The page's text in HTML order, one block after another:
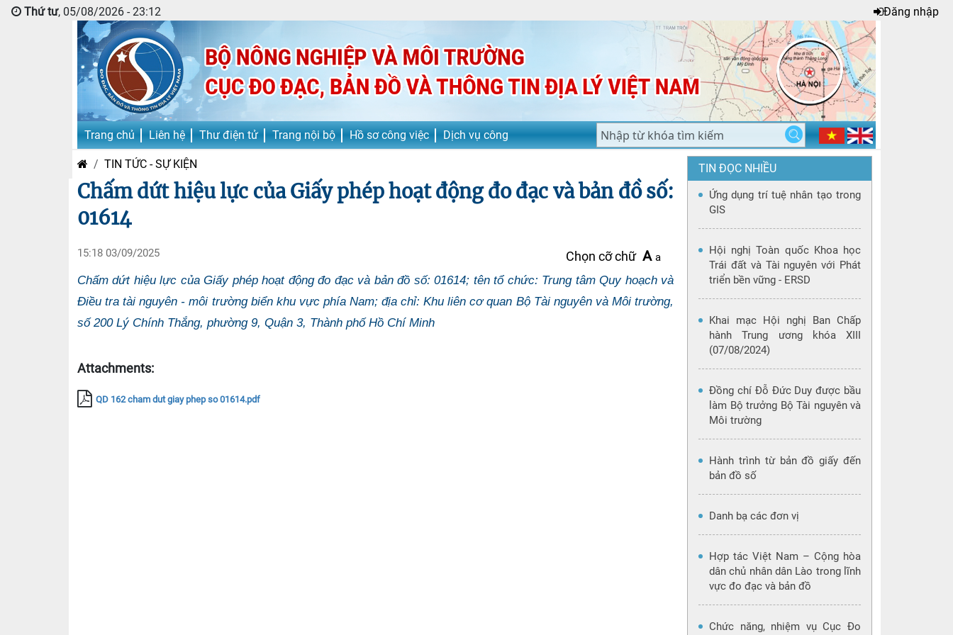
Thứ tư, 05/08/2026 - 23:12 Đăng nhập
Trang chủ Liên hệ Thư điện tử Trang nội bộ Hồ sơ công việc Dịch vụ công
TIN TỨC - SỰ KIỆN
Chấm dứt hiệu lực của Giấy phép hoạt động đo đạc và bản đồ số:
01614
15:18 03/09/2025 Chọn cỡ chữ A a
Chấm dứt hiệu lực của Giấy phép hoạt động đo đạc và bản đồ số: 01614; tên tổ chức: Trung tâm Quy hoạch và
Điều tra tài nguyên - môi trường biển khu vực phía Nam; địa chỉ: Khu liên cơ quan Bộ Tài nguyên và Môi trường,
số 200 Lý Chính Thắng, phường 9, Quận 3, Thành phố Hồ Chí Minh
Attachments:
QD 162 cham dut giay phep so 01614.pdf
TIN ĐỌC NHIỀU
Ứng dụng trí tuệ nhân tạo trong
GIS
Hội nghị Toàn quốc Khoa học
Trái đất và Tài nguyên với Phát
triển bền vững - ERSD
Khai mạc Hội nghị Ban Chấp
hành Trung ương khóa XIII
(07/08/2024)
Đồng chí Đỗ Đức Duy được bầu
làm Bộ trưởng Bộ Tài nguyên và
Môi trường
Hành trình từ bản đồ giấy đến
bản đồ số
Danh bạ các đơn vị
Hợp tác Việt Nam – Cộng hòa
dân chủ nhân dân Lào trong lĩnh
vực đo đạc và bản đồ
Chức năng, nhiệm vụ Cục Đo